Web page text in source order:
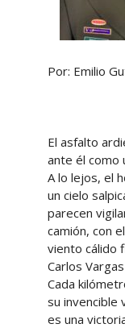
Por: Emilio
El asfalto
ante él como
A lo lejos, el
un cielo
parecen
camión, con
viento cálido
Carlos
Cada
su invencible
es una